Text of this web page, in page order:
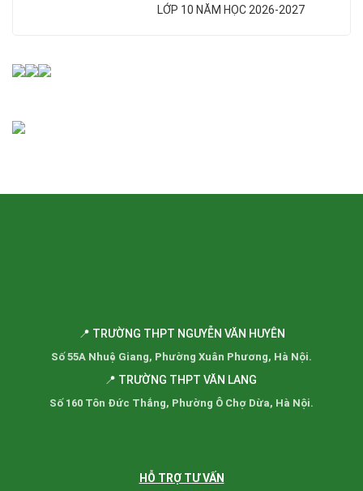
LỚP 10 NĂM HỌC 2026-2027
📍 TRƯỜNG THPT NGUYỄN VĂN HUYÊN
Số 55A Nhuệ Giang, Phường Xuân Phương, Hà Nội.
📍 TRƯỜNG THPT VĂN LANG
Số 160 Tôn Đức Thắng, Phường Ô Chợ Dừa, Hà Nội.
HỖ TRỢ TƯ VẤN